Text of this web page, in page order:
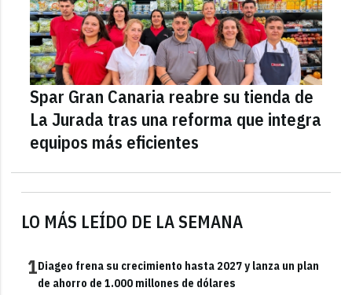
LO MÁS LEÍDO DE LA SEMANA
1Diageo frena su crecimiento hasta 2027 y lanza un plan
de ahorro de 1.000 millones de dólares
Spar Gran Canaria reabre su tienda de
La Jurada tras una reforma que integra
equipos más eficientes